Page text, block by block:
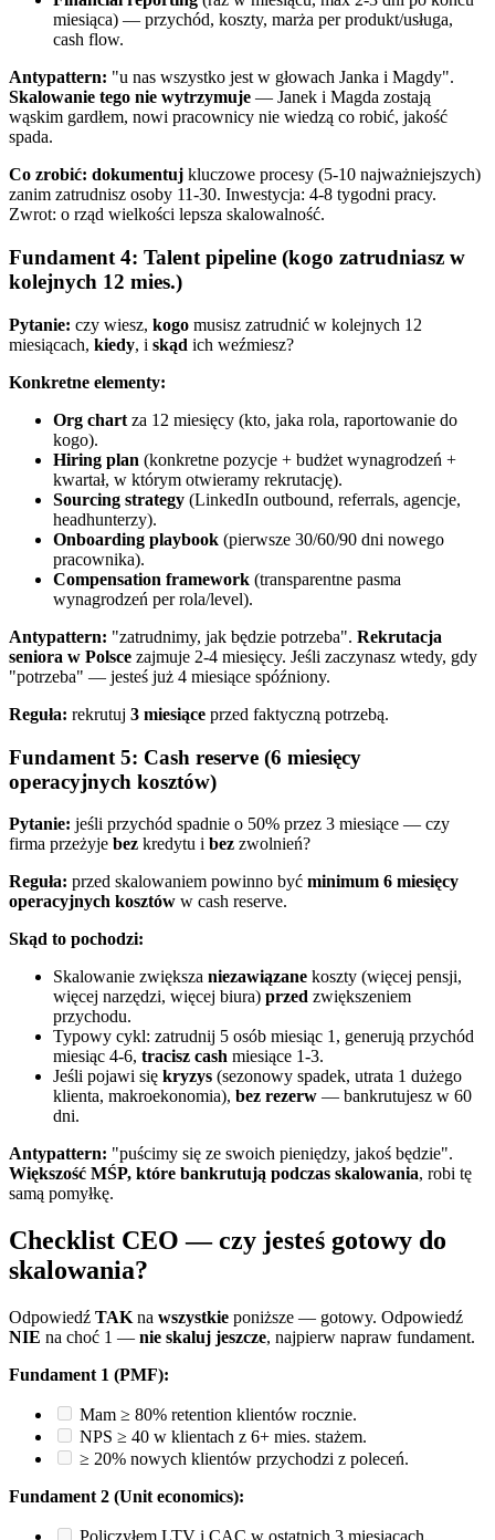
miesiąca) — przychód, koszty, marża per produkt/usługa,
cash flow.
Antypattern: "u nas wszystko jest w głowach Janka i Magdy".
Skalowanie tego nie wytrzymuje — Janek i Magda zostają
wąskim gardłem, nowi pracownicy nie wiedzą co robić, jakość
spada.
Co zrobić: dokumentuj kluczowe procesy (5-10 najważniejszych)
zanim zatrudnisz osoby 11-30. Inwestycja: 4-8 tygodni pracy.
Zwrot: o rząd wielkości lepsza skalowalność.
Fundament 4: Talent pipeline (kogo zatrudniasz w
kolejnych 12 mies.)
Pytanie: czy wiesz, kogo musisz zatrudnić w kolejnych 12
miesiącach, kiedy, i skąd ich weźmiesz?
Konkretne elementy:
Org chart za 12 miesięcy (kto, jaka rola, raportowanie do
kogo).
Hiring plan (konkretne pozycje + budżet wynagrodzeń +
kwartał, w którym otwieramy rekrutację).
Sourcing strategy (LinkedIn outbound, referrals, agencje,
headhunterzy).
Onboarding playbook (pierwsze 30/60/90 dni nowego
pracownika).
Compensation framework (transparentne pasma
wynagrodzeń per rola/level).
Antypattern: "zatrudnimy, jak będzie potrzeba". Rekrutacja
seniora w Polsce zajmuje 2-4 miesięcy. Jeśli zaczynasz wtedy, gdy
"potrzeba" — jesteś już 4 miesiące spóźniony.
Reguła: rekrutuj 3 miesiące przed faktyczną potrzebą.
Fundament 5: Cash reserve (6 miesięcy
operacyjnych kosztów)
Pytanie: jeśli przychód spadnie o 50% przez 3 miesiące — czy
firma przeżyje bez kredytu i bez zwolnień?
Reguła: przed skalowaniem powinno być minimum 6 miesięcy
operacyjnych kosztów w cash reserve.
Skąd to pochodzi:
Skalowanie zwiększa niezawiązane koszty (więcej pensji,
więcej narzędzi, więcej biura) przed zwiększeniem
przychodu.
Typowy cykl: zatrudnij 5 osób miesiąc 1, generują przychód
miesiąc 4-6, tracisz cash miesiące 1-3.
Jeśli pojawi się kryzys (sezonowy spadek, utrata 1 dużego
klienta, makroekonomia), bez rezerw — bankrutujesz w 60
dni.
Antypattern: "puścimy się ze swoich pieniędzy, jakoś będzie".
Większość MŚP, które bankrutują podczas skalowania, robi tę
samą pomyłkę.
Checklist CEO — czy jesteś gotowy do
skalowania?
Odpowiedź TAK na wszystkie poniższe — gotowy. Odpowiedź
NIE na choć 1 — nie skaluj jeszcze, najpierw napraw fundament.
Fundament 1 (PMF):
Mam ≥ 80% retention klientów rocznie.
NPS ≥ 40 w klientach z 6+ mies. stażem.
≥ 20% nowych klientów przychodzi z poleceń.
Fundament 2 (Unit economics):